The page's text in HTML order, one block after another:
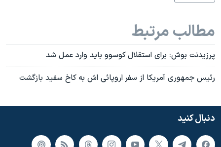
مطالب مرتبط
پرزيدنت بوش: برای استقلال کوسوو بايد وارد عمل شد
رئيس جمهوری آمريکا از سفر اروپائی اش به کاخ سفيد بازگشت
دنبال کنید